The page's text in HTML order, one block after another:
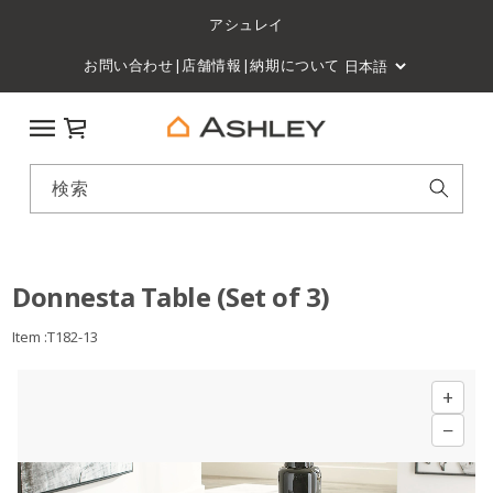
アシュレイ
お問い合わせ| 店舗情報 |納期について
検索
カート
Donnesta Table (Set of 3)
Item :T182-13
+
−